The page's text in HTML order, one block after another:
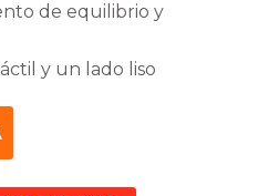
de equilibrio y
y un lado liso